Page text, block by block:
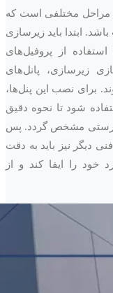
مختلفی است که
ابتدا باید زیرسازی
از پروفیل‌های
زیرسازی، پانل‌های
برای نصب این پنل‌ها،
شود تا نحوه دقیق
درستی مشخص گردد. پس
دیگر نیز باید به دقت
خود را ایفا کند و از